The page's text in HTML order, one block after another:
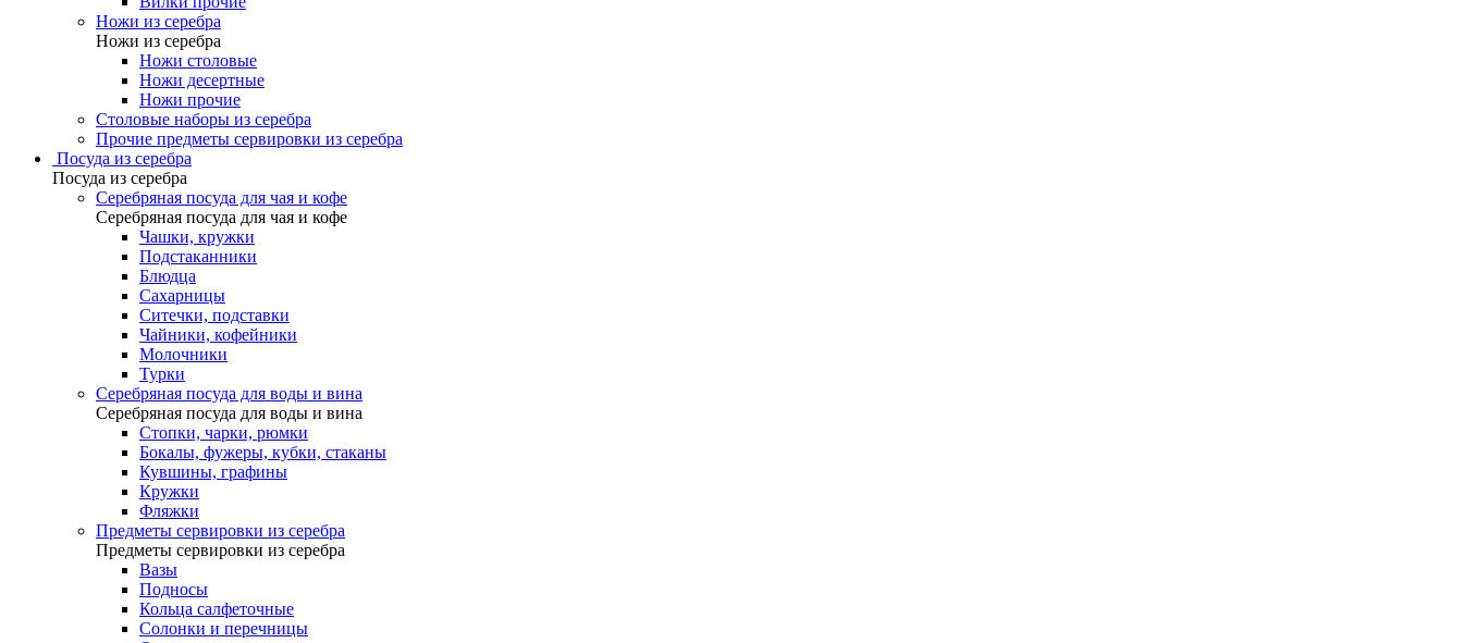
Ножи из серебра
Ножи из серебра
Ножи столовые
Ножи десертные
Ножи прочие
Столовые наборы из серебра
Прочие предметы сервировки из серебра
Посуда из серебра
Посуда из серебра
Серебряная посуда для чая и кофе
Серебряная посуда для чая и кофе
Чашки, кружки
Подстаканники
Блюдца
Сахарницы
Ситечки, подставки
Чайники, кофейники
Молочники
Турки
Серебряная посуда для воды и вина
Серебряная посуда для воды и вина
Стопки, чарки, рюмки
Бокалы, фужеры, кубки, стаканы
Кувшины, графины
Кружки
Фляжки
Предметы сервировки из серебра
Предметы сервировки из серебра
Вазы
Подносы
Кольца салфеточные
Солонки и перечницы